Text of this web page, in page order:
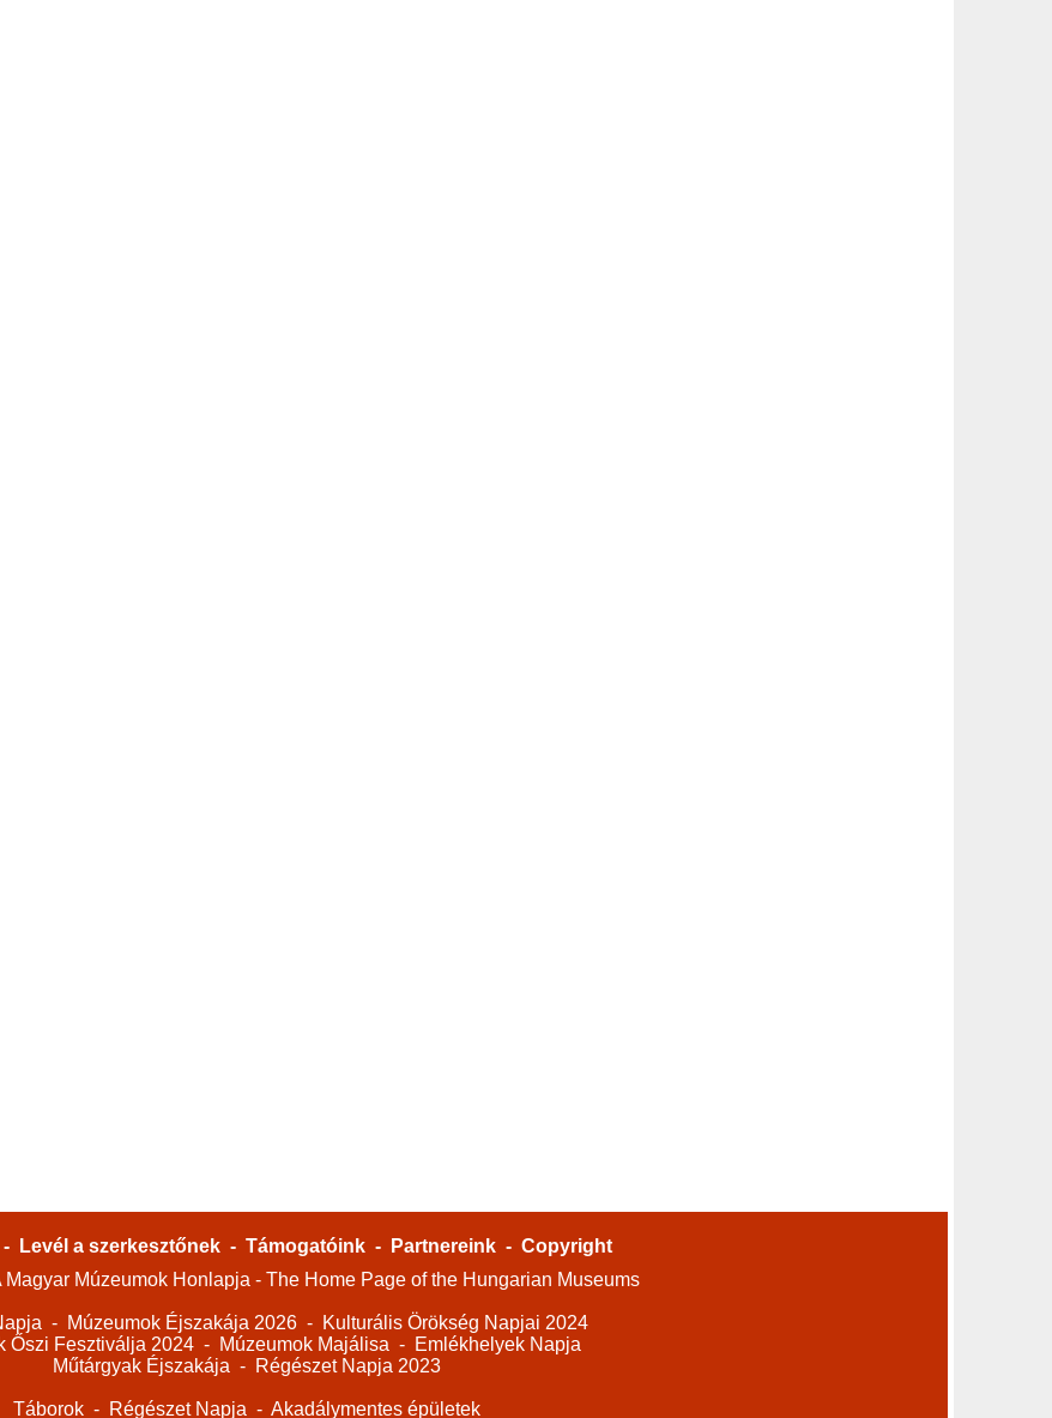
- Levél a szerkesztőnek - Támogatóink - Partnereink - Copyright
Magyar Múzeumok Honlapja - The Home Page of the Hungarian Museums
- Múzeumok Éjszakája 2026 - Kulturális Örökség Napjai 2024
Őszi Fesztiválja 2024 - Múzeumok Majálisa - Emlékhelyek Napja
Műtárgyak Éjszakája - Régészet Napja 2023
Táborok - Régészet Napja - Akadálymentes épületek